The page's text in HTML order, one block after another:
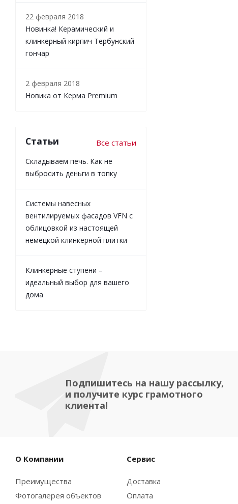
22 февраля 2018
Новинка! Керамический и
клинкерный кирпич Тербунский
гончар
2 февраля 2018
Новика от Керма Premium
Статьи Все статьи
Складываем печь. Как не
выбросить деньги в топку
Системы навесных
вентилируемых фасадов VFN с
облицовкой из настоящей
немецкой клинкерной плитки
Клинкерные ступени –
идеальный выбор для вашего
дома
Подпишитесь на нашу рассылку,
и получите курс грамотного
клиента!
О Компании
Преимущества
Фотогалерея объектов
Сервис
Доставка
Оплата